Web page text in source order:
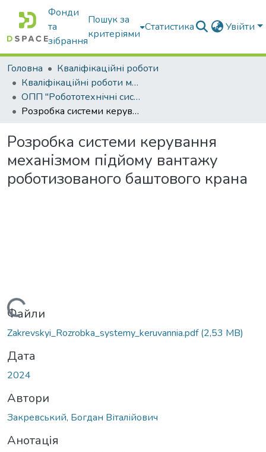
Фонди
та
зібрання
Пошук за
критеріями
Статистика Увійти
Головна
Кваліфікаційні роботи
Кваліфікаційні роботи магістрів
ОПП "Робототехнічні системи і комплекси сільськогосподарського виробництва"
Розробка системи керування механізмом підйому вантажу роботизованого баштового крана
Розробка системи керування
механізмом підйому вантажу
роботизованого баштового крана
Файли
Zakrevskyi_Rozrobka_systemy_keruvannia.pdf(2,53 MB)
Дата
2024
Автори
Закревський, Богдан Віталійович
Анотація